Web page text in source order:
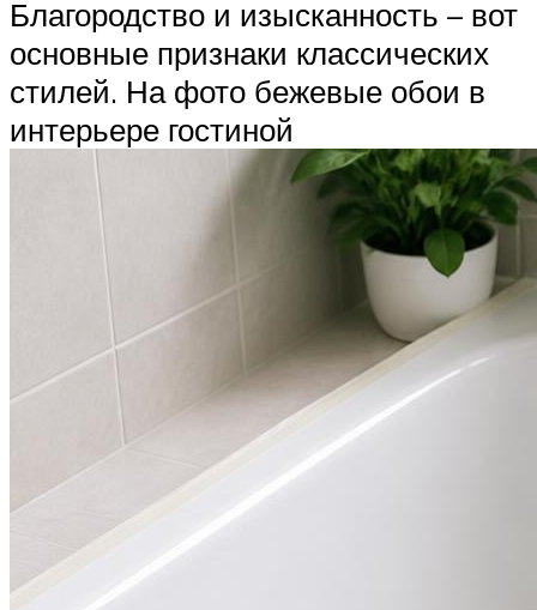
Благородство и изысканность – вот
основные признаки классических
стилей. На фото бежевые обои в
интерьере гостиной